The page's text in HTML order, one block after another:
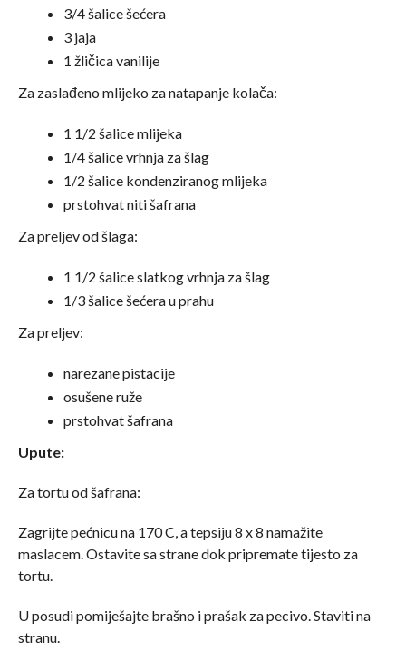
3/4 šalice šećera
3 jaja
1 žličica vanilije
Za zaslađeno mlijeko za natapanje kolača:
1 1/2 šalice mlijeka
1/4 šalice vrhnja za šlag
1/2 šalice kondenziranog mlijeka
prstohvat niti šafrana
Za preljev od šlaga:
1 1/2 šalice slatkog vrhnja za šlag
1/3 šalice šećera u prahu
Za preljev:
narezane pistacije
osušene ruže
prstohvat šafrana
Upute:
Za tortu od šafrana:
Zagrijte pećnicu na 170 C, a tepsiju 8 x 8 namažite
maslacem. Ostavite sa strane dok pripremate tijesto za
tortu.
U posudi pomiješajte brašno i prašak za pecivo. Staviti na
stranu.